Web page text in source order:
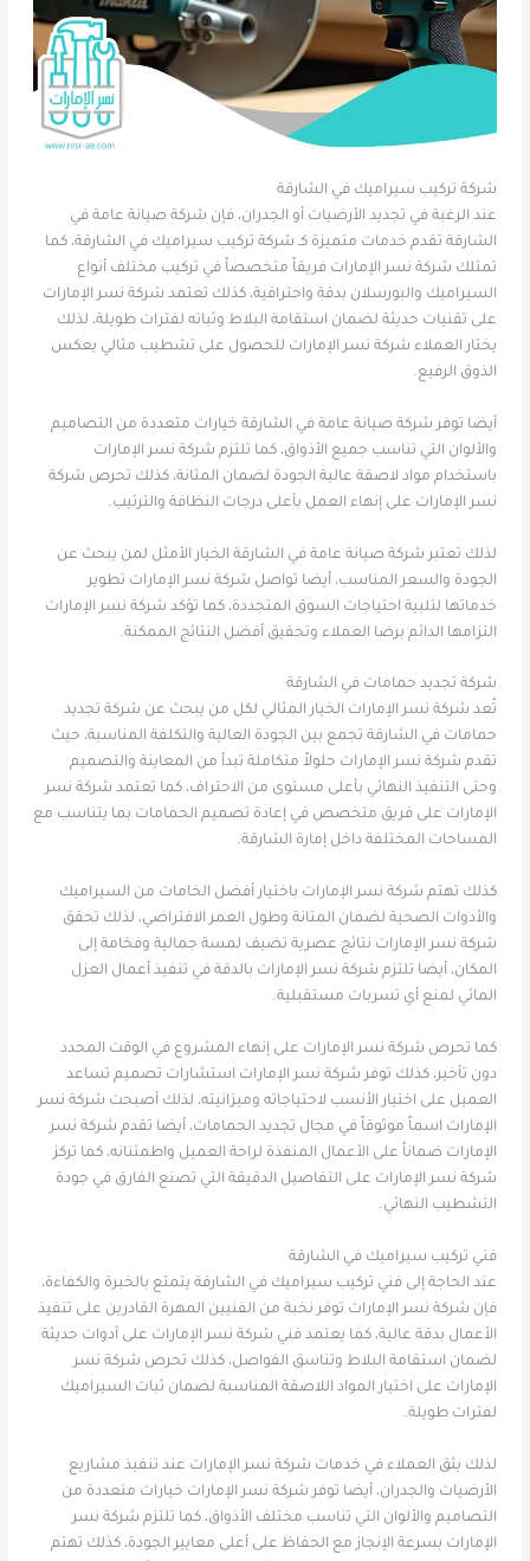
شركة تركيب سيراميك في الشارقة
عند الرغبة في تجديد الأرضيات أو الجدران، فإن شركة صيانة عامة في
الشارقة تقدم خدمات متميزة كـ شركة تركيب سيراميك في الشارقة، كما
تمتلك شركة نسر الإمارات فريقاً متخصصاً في تركيب مختلف أنواع
السيراميك والبورسلان بدقة واحترافية، كذلك تعتمد شركة نسر الإمارات
على تقنيات حديثة لضمان استقامة البلاط وثباته لفترات طويلة، لذلك
يختار العملاء شركة نسر الإمارات للحصول على تشطيب مثالي يعكس
الذوق الرفيع.
أيضا توفر شركة صيانة عامة في الشارقة خيارات متعددة من التصاميم
والألوان التي تناسب جميع الأذواق، كما تلتزم شركة نسر الإمارات
باستخدام مواد لاصقة عالية الجودة لضمان المتانة، كذلك تحرص شركة
نسر الإمارات على إنهاء العمل بأعلى درجات النظافة والترتيب.
لذلك تعتبر شركة صيانة عامة في الشارقة الخيار الأمثل لمن يبحث عن
الجودة والسعر المناسب، أيضا تواصل شركة نسر الإمارات تطوير
خدماتها لتلبية احتياجات السوق المتجددة، كما تؤكد شركة نسر الإمارات
التزامها الدائم برضا العملاء وتحقيق أفضل النتائج الممكنة.
شركة تجديد حمامات في الشارقة
تُعد شركة نسر الإمارات الخيار المثالي لكل من يبحث عن شركة تجديد
حمامات في الشارقة تجمع بين الجودة العالية والتكلفة المناسبة، حيث
تقدم شركة نسر الإمارات حلولاً متكاملة تبدأ من المعاينة والتصميم
وحتى التنفيذ النهائي بأعلى مستوى من الاحتراف، كما تعتمد شركة نسر
الإمارات على فريق متخصص في إعادة تصميم الحمامات بما يتناسب مع
المساحات المختلفة داخل إمارة الشارقة.
كذلك تهتم شركة نسر الإمارات باختيار أفضل الخامات من السيراميك
والأدوات الصحية لضمان المتانة وطول العمر الافتراضي، لذلك تحقق
شركة نسر الإمارات نتائج عصرية تضيف لمسة جمالية وفخامة إلى
المكان، أيضا تلتزم شركة نسر الإمارات بالدقة في تنفيذ أعمال العزل
المائي لمنع أي تسربات مستقبلية.
كما تحرص شركة نسر الإمارات على إنهاء المشروع في الوقت المحدد
دون تأخير، كذلك توفر شركة نسر الإمارات استشارات تصميم تساعد
العميل على اختيار الأنسب لاحتياجاته وميزانيته، لذلك أصبحت شركة نسر
الإمارات اسماً موثوقاً في مجال تجديد الحمامات، أيضا تقدم شركة نسر
الإمارات ضماناً على الأعمال المنفذة لراحة العميل واطمئنانه، كما تركز
شركة نسر الإمارات على التفاصيل الدقيقة التي تصنع الفارق في جودة
التشطيب النهائي.
فني تركيب سيراميك في الشارقة
عند الحاجة إلى فني تركيب سيراميك في الشارقة يتمتع بالخبرة والكفاءة،
فإن شركة نسر الإمارات توفر نخبة من الفنيين المهرة القادرين على تنفيذ
الأعمال بدقة عالية، كما يعتمد فني شركة نسر الإمارات على أدوات حديثة
لضمان استقامة البلاط وتناسق الفواصل، كذلك تحرص شركة نسر
الإمارات على اختيار المواد اللاصقة المناسبة لضمان ثبات السيراميك
لفترات طويلة.
لذلك يثق العملاء في خدمات شركة نسر الإمارات عند تنفيذ مشاريع
الأرضيات والجدران، أيضا توفر شركة نسر الإمارات خيارات متعددة من
التصاميم والألوان التي تناسب مختلف الأذواق، كما تلتزم شركة نسر
الإمارات بسرعة الإنجاز مع الحفاظ على أعلى معايير الجودة، كذلك تهتم